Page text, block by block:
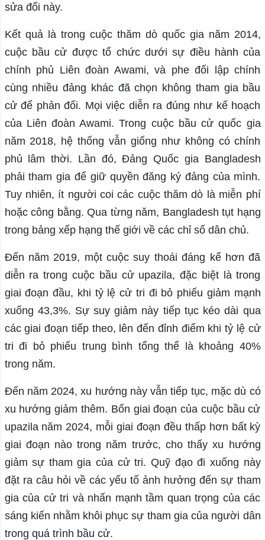
sửa đổi này.
Kết quả là trong cuộc thăm dò quốc gia năm 2014,
cuộc bầu cử được tổ chức dưới sự điều hành của
chính phủ Liên đoàn Awami, và phe đối lập chính
cùng nhiều đảng khác đã chọn không tham gia bầu
cử để phản đối. Mọi việc diễn ra đúng như kế hoạch
của Liên đoàn Awami. Trong cuộc bầu cử quốc gia
năm 2018, hệ thống vẫn giống như không có chính
phủ lâm thời. Lần đó, Đảng Quốc gia Bangladesh
phải tham gia để giữ quyền đăng ký đảng của mình.
Tuy nhiên, ít người coi các cuộc thăm dò là miễn phí
hoặc công bằng. Qua từng năm, Bangladesh tụt hạng
trong bảng xếp hạng thế giới về các chỉ số dân chủ.
Đến năm 2019, một cuộc suy thoái đáng kể hơn đã
diễn ra trong cuộc bầu cử upazila, đặc biệt là trong
giai đoạn đầu, khi tỷ lệ cử tri đi bỏ phiếu giảm mạnh
xuống 43,3%. Sự suy giảm này tiếp tục kéo dài qua
các giai đoạn tiếp theo, lên đến đỉnh điểm khi tỷ lệ cử
tri đi bỏ phiếu trung bình tổng thể là khoảng 40%
trong năm.
Đến năm 2024, xu hướng này vẫn tiếp tục, mặc dù có
xu hướng giảm thêm. Bốn giai đoạn của cuộc bầu cử
upazila năm 2024, mỗi giai đoạn đều thấp hơn bất kỳ
giai đoạn nào trong năm trước, cho thấy xu hướng
giảm sự tham gia của cử tri. Quỹ đạo đi xuống này
đặt ra câu hỏi về các yếu tố ảnh hưởng đến sự tham
gia của cử tri và nhấn mạnh tầm quan trọng của các
sáng kiến ​​nhằm khôi phục sự tham gia của người dân
trong quá trình bầu cử.